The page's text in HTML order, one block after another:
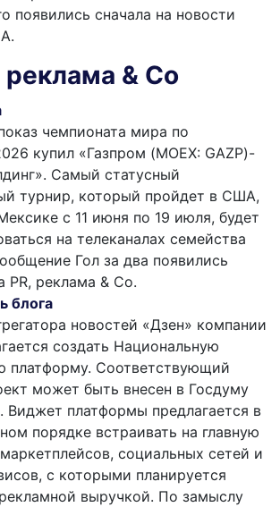
появились сначала на новости
реклама & Co
чемпионата мира по
купил «Газпром (MOEX: GAZP)-
Самый статусный
турнир, который пройдет в США,
с 11 июня по 19 июля, будет
на телеканалах семейства
Гол за два появились
PR, реклама & Co.
блога
новостей «Дзен» компании
создать Национальную
платформу. Соответствующий
может быть внесен в Госдуму
Виджет платформы предлагается в
порядке встраивать на главную
социальных сетей и
с которыми планируется
выручкой. По замыслу